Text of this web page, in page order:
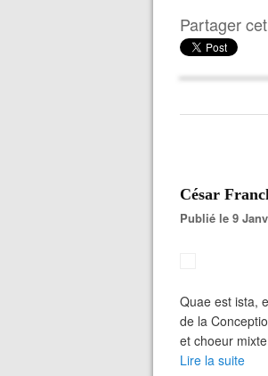
Partager
César
Publié le 9
Quae est ista,
de la
et choeur
Lire la suite